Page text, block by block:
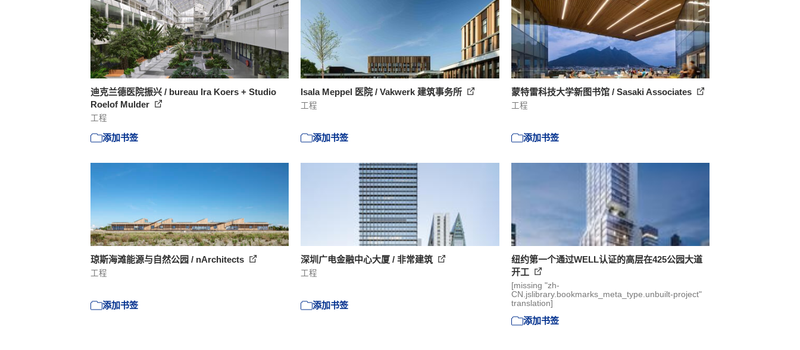
迪克兰德医院振兴 / bureau Ira Koers + Studio
Roelof Mulder
工程
添加书签
Isala Meppel 医院 / Vakwerk 建筑事务所
工程
添加书签
蒙特雷科技大学新图书馆 / Sasaki Associates
工程
添加书签
琼斯海滩能源与自然公园 / nArchitects
工程
添加书签
深圳广电金融中心大厦 / 非常建筑
工程
添加书签
纽约第一个通过WELL认证的高层在425公园大道
开工
[missing "zh-
CN.jslibrary.bookmarks_meta_type.unbuilt-project"
translation]
添加书签